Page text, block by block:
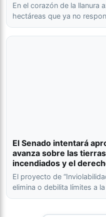
En el corazón de la llanura
hectáreas que ya no
El Senado intentará
avanza sobre las
incendiados y el
El proyecto de
elimina o debilita límites a